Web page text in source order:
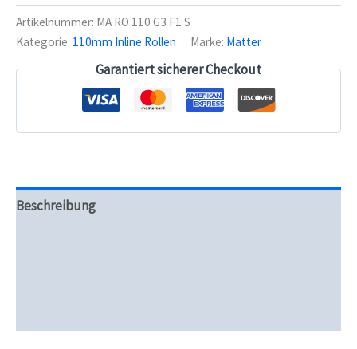
Artikelnummer: MA RO 110 G3 F1 S
Kategorie: 110mm Inline Rollen Marke: Matter
Garantiert sicherer Checkout
Beschreibung